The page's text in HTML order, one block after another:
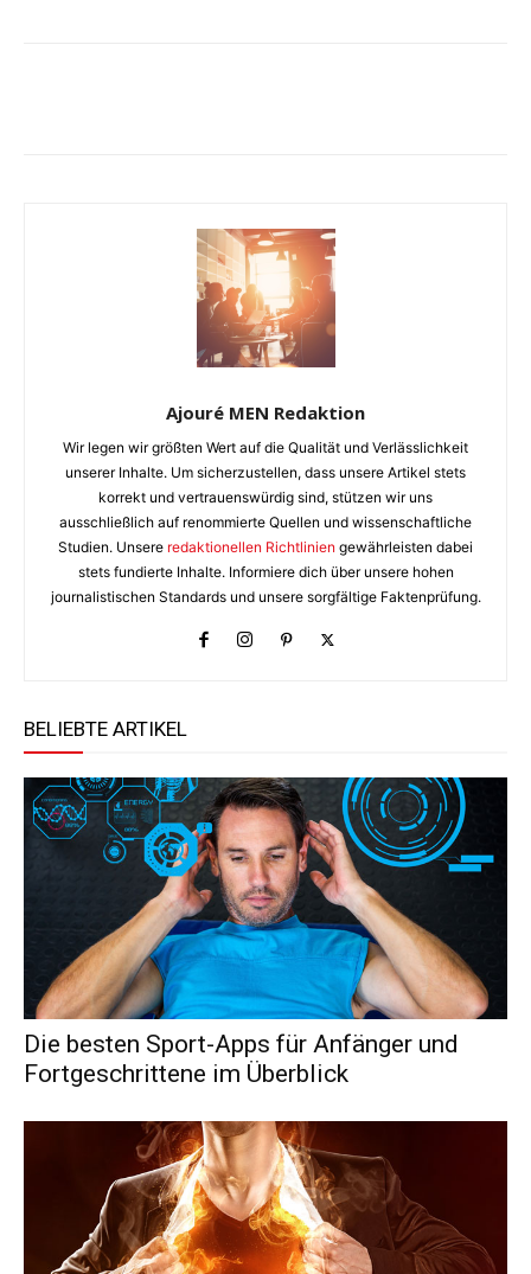
Ajouré MEN Redaktion
Wir legen wir größten Wert auf die Qualität und Verlässlichkeit
unserer Inhalte. Um sicherzustellen, dass unsere Artikel stets
korrekt und vertrauenswürdig sind, stützen wir uns
ausschließlich auf renommierte Quellen und wissenschaftliche
Studien. Unsere redaktionellen Richtlinien gewährleisten dabei
stets fundierte Inhalte. Informiere dich über unsere hohen
journalistischen Standards und unsere sorgfältige Faktenprüfung.
BELIEBTE ARTIKEL
Die besten Sport-Apps für Anfänger und
Fortgeschrittene im Überblick